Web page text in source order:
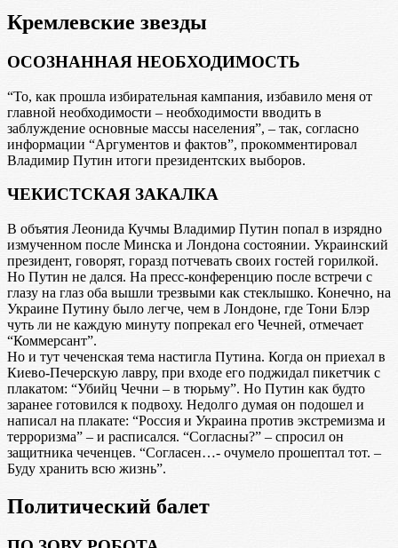
Кремлевские звезды
ОСОЗНАННАЯ НЕОБХОДИМОСТЬ
“То, как прошла избирательная кампания, избавило меня от
главной необходимости – необходимости вводить в
заблуждение основные массы населения”, – так, согласно
информации “Аргументов и фактов”, прокомментировал
Владимир Путин итоги президентских выборов.
ЧЕКИСТСКАЯ ЗАКАЛКА
В объятия Леонида Кучмы Владимир Путин попал в изрядно
измученном после Минска и Лондона состоянии. Украинский
президент, говорят, горазд потчевать своих гостей горилкой.
Но Путин не дался. На пресс-конференцию после встречи с
глазу на глаз оба вышли трезвыми как стеклышко. Конечно, на
Украине Путину было легче, чем в Лондоне, где Тони Блэр
чуть ли не каждую минуту попрекал его Чечней, отмечает
“Коммерсант”.
Но и тут чеченская тема настигла Путина. Когда он приехал в
Киево-Печерскую лавру, при входе его поджидал пикетчик с
плакатом: “Убийц Чечни – в тюрьму”. Но Путин как будто
заранее готовился к подвоху. Недолго думая он подошел и
написал на плакате: “Россия и Украина против экстремизма и
терроризма” – и расписался. “Согласны?” – спросил он
защитника чеченцев. “Согласен…- очумело прошептал тот. –
Буду хранить всю жизнь”.
Политический балет